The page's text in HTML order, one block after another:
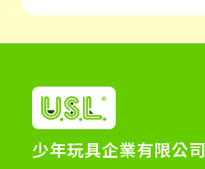
少年玩具企業有限公司